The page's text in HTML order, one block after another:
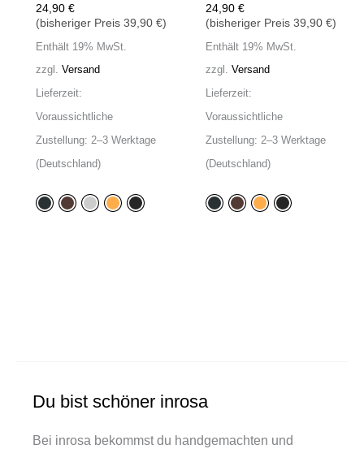
24,90 €
(bisheriger Preis 39,90 €)
Enthält 19% MwSt.
zzgl. Versand
Lieferzeit:
Voraussichtliche
Zustellung: 2–3 Werktage
(Deutschland)
24,90€
(bisheriger Preis39,90€)
Enthält 19% MwSt.
zzgl.Versand
Lieferzeit:
Voraussichtliche
Zustellung: 2–3 Werktage
(Deutschland)
Du bist schöner inrosa
Bei inrosa bekommst du handgemachten und